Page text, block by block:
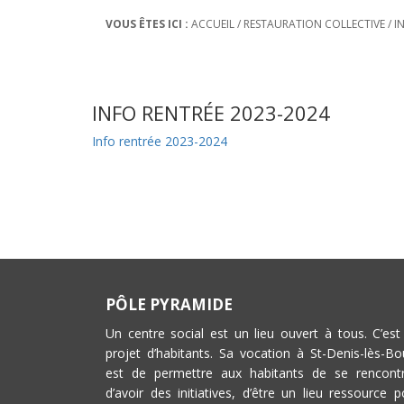
VOUS ÊTES ICI : ACCUEIL/ RESTAURATION COLLECTIVE/
INFO RENTRÉE 2023-2024
Info rentrée 2023-2024
PÔLE PYRAMIDE
Un centre social est un lieu ouvert à tous.
projet d’habitants. Sa vocation à St-Denis-lès-
est de permettre aux habitants de se
d’avoir des initiatives, d’être un lieu ressource